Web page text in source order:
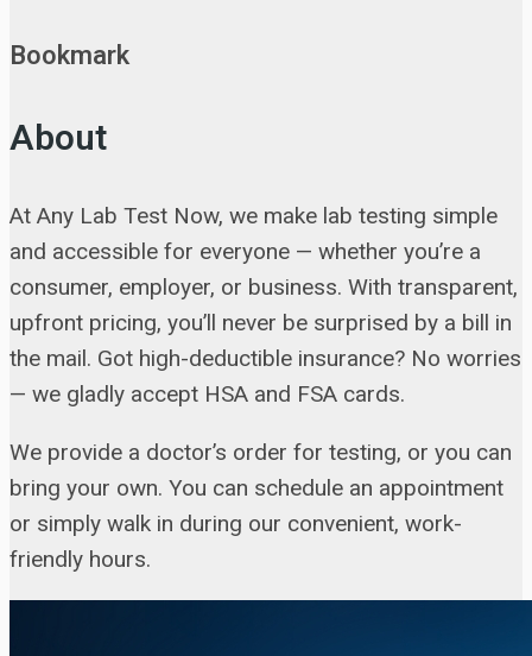
Bookmark
About
At Any Lab Test Now, we make lab testing simple
and accessible for everyone — whether you’re a
consumer, employer, or business. With transparent,
upfront pricing, you’ll never be surprised by a bill in
the mail. Got high-deductible insurance? No worries
— we gladly accept HSA and FSA cards.
We provide a doctor’s order for testing, or you can
bring your own. You can schedule an appointment
or simply walk in during our convenient, work-
friendly hours.